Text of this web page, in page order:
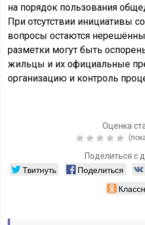
на порядок пользования
При отсутствии инициативы
вопросы остаются
разметки могут быть
жильцы и их официальные
организацию и контроль
Оценка
Поделиться с
Твитнуть Поделиться